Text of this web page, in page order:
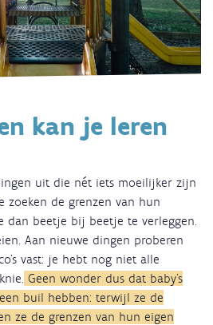
kan je leren
uit die nét iets moeilijker zijn
zoeken de grenzen van hun
dan beetje bij beetje te verleggen.
Aan nieuwe dingen proberen
vast: je hebt nog niet alle
Geen wonder dus dat baby’s
buil hebben: terwijl ze de
ze de grenzen van hun eigen